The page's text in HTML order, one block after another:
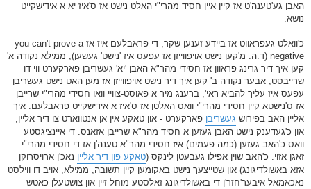
האבן גע'טענה'ט אז קיין איין חסיד מהרי"י האלט נישט אז ס'איז יא א אידישקייט
נושא.
כ'וואלט געפראווט אז ביידע זענען שקר, די פראבלעם איז אז you can't prove a
negative (ד.ה. מ'קען נישט אויפווייזן אז עפעס איז 'נישט' געשען), ממילא נקודה א'
קען איך דיר גרינג פראוון אז חסידי מהר"א האבן 'יא' געשריבן פארקערט ווי דו
שרייבסט, אבער נקודה ב' קען איך דיר נישט אויפווייזן אז מען האט נישט געשריבן
עפעס איז עליך להביא ראי', ברענג מיר א פאוסט-צוויי וואו חסידי מהרי"י שרייבן
אז ס'נישטא קיין חסידי מהרי"י וואס האלטן אז ס'איז א אידישקייט פראבלעם. איך
אליין האב בפירוש געשריבן פארקערט - און טאקע אין אן אנטווארט צו דיר אליין,
און כ'געדענק נישט האבן געזען א חסיד מהר"א שרייבן אזאנס. די איינציגסטע
וואס כ'האב געזען (כמה פעמים) איז חסידי מהר"א טענה'ן אז די חסידי מהרי"י
זאגן אזוי. כ'האב שוין אפילו געבעטן לינקס (טאקע פון דיר אליין נאכ'ן ארויסרוקן
אזא באשולדיגונג) און שטייצעך נישט באקומען קיין תשובה, ממילא, אויב דו ווילסט
נאכאמאל איבער'חזר'ן די באשולדיגונג זאלסטע מוחל זיין און צושטעלן כאטש